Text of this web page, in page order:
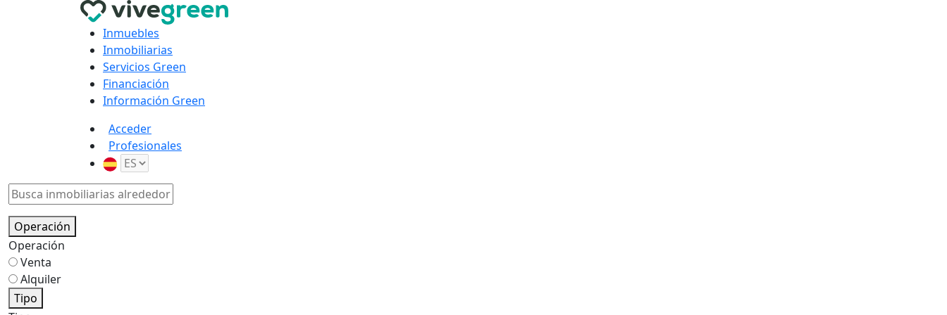
Inmuebles
Inmobiliarias
Servicios Green
Financiación
Información Green
Acceder
Profesionales
Operación
Operación
Venta
Alquiler
Tipo